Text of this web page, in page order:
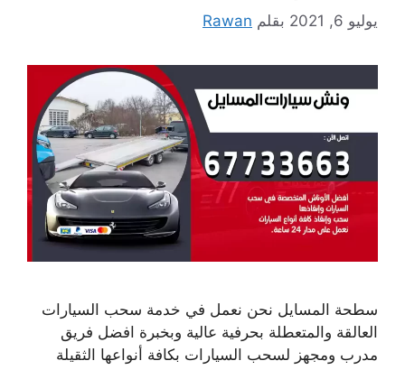
يوليو 6, 2021 بقلم Rawan
سطحة المسايل نحن نعمل في خدمة سحب السيارات
العالقة والمتعطلة بحرفية عالية وبخبرة افضل فريق
مدرب ومجهز لسحب السيارات بكافة أنواعها الثقيلة